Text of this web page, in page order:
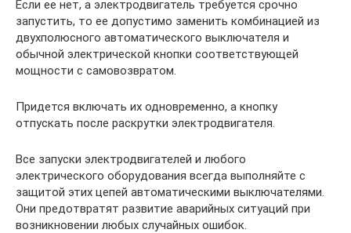
Если ее нет, а электродвигатель требуется срочно
запустить, то ее допустимо заменить комбинацией из
двухполюсного автоматического выключателя и
обычной электрической кнопки соответствующей
мощности с самовозвратом.
Придется включать их одновременно, а кнопку
отпускать после раскрутки электродвигателя.
Все запуски электродвигателей и любого
электрического оборудования всегда выполняйте с
защитой этих цепей автоматическими выключателями.
Они предотвратят развитие аварийных ситуаций при
возникновении любых случайных ошибок.